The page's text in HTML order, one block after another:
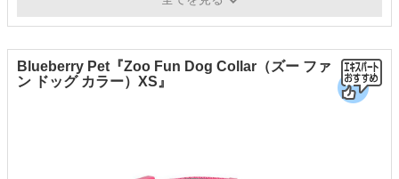
Blueberry Pet『Zoo Fun Dog Collar（ズー ファ
ン ドッグ カラー）XS』